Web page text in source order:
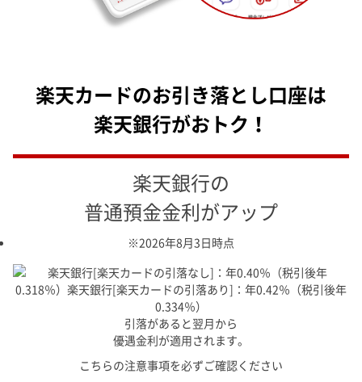
楽天カードのお引き落とし口座は
楽天銀行がおトク！
楽天銀行の
普通預金金利がアップ
※2026年8月3日時点
引落があると翌月から
優遇金利が適用されます。
こちらの注意事項を必ずご確認ください